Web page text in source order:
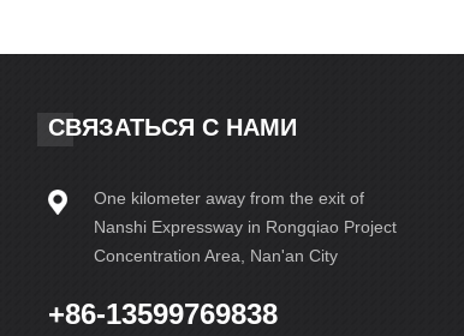
СВЯЗАТЬСЯ С НАМИ
One kilometer away from the exit of
Nanshi Expressway in Rongqiao Project
Concentration Area, Nan'an City
+86-13599769838